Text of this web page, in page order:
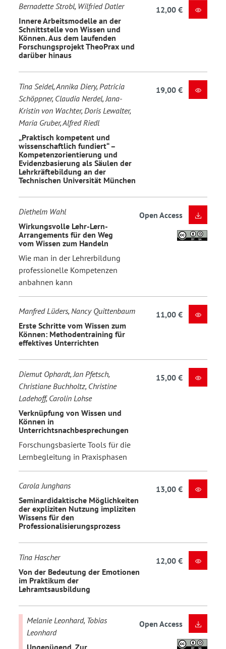
Bernadette Strobl, Wilfried Datler
Innere Arbeitsmodelle an der
Schnittstelle von Wissen und
Können. Aus dem laufenden
Forschungsprojekt TheoPrax und
darüber hinaus
12,00 €
Tina Seidel, Annika Diery, Patricia
Schöppner, Claudia Nerdel, Jana-
Kristin von Wachter, Doris Lewalter,
Maria Gruber, Alfred Riedl
„Praktisch kompetent und
wissenschaftlich fundiert“ –
Kompetenzorientierung und
Evidenzbasierung als Säulen der
Lehrkräftebildung an der
Technischen Universität München
19,00 €
Diethelm Wahl
Wirkungsvolle Lehr-Lern-
Arrangements für den Weg
vom Wissen zum Handeln
Wie man in der Lehrerbildung
professionelle Kompetenzen
anbahnen kann
Open Access
Manfred Lüders, Nancy Quittenbaum
Erste Schritte vom Wissen zum
Können: Methodentraining für
effektives Unterrichten
11,00 €
Diemut Ophardt, Jan Pfetsch,
Christiane Buchholtz, Christine
Ladehoff, Carolin Lohse
Verknüpfung von Wissen und
Können in
Unterrichtsnachbesprechungen
Forschungsbasierte Tools für die
Lernbegleitung in Praxisphasen
15,00 €
Carola Junghans
Seminardidaktische Möglichkeiten
der expliziten Nutzung impliziten
Wissens für den
Professionalisierungsprozess
13,00 €
Tina Hascher
Von der Bedeutung der Emotionen
im Praktikum der
Lehramtsausbildung
12,00 €
Melanie Leonhard, Tobias
Leonhard
Ungenügend. Zur
Open Access